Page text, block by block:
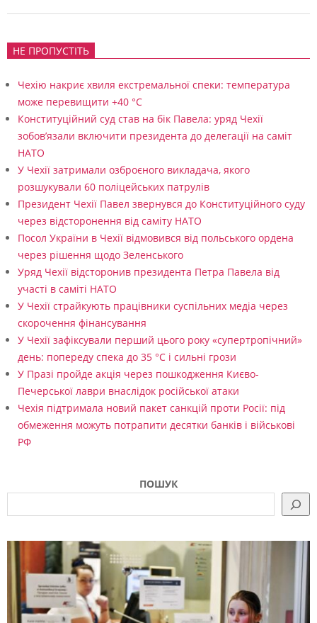
о
і
л
ш
и
о
о
м
У
к
а
н
НЕ ПРОПУСТІТЬ
Чехію накриє хвиля екстремальної спеки: температура
може перевищити +40 °C
Конституційний суд став на бік Павела: уряд Чехії
зобов’язали включити президента до делегації на саміт
НАТО
У Чехії затримали озброєного викладача, якого
розшукували 60 поліцейських патрулів
Президент Чехії Павел звернувся до Конституційного суду
через відсторонення від саміту НАТО
Посол України в Чехії відмовився від польського ордена
через рішення щодо Зеленського
Уряд Чехії відсторонив президента Петра Павела від
участі в саміті НАТО
У Чехії страйкують працівники суспільних медіа через
скорочення фінансування
У Чехії зафіксували перший цього року «супертропічний»
день: попереду спека до 35 °C і сильні грози
У Празі пройде акція через пошкодження Києво-
Печерської лаври внаслідок російської атаки
Чехія підтримала новий пакет санкцій проти Росії: під
обмеження можуть потрапити десятки банків і військові
РФ
ПОШУК